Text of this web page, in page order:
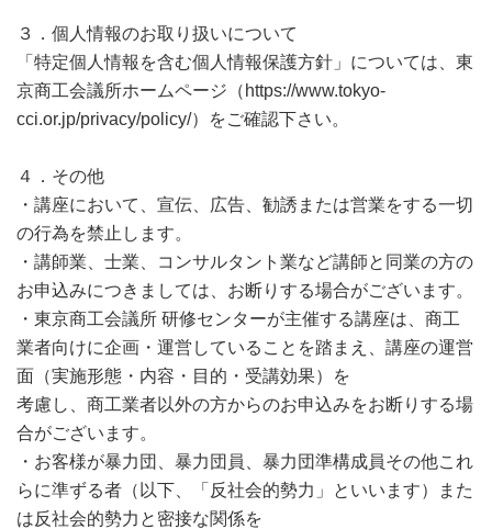
３．個人情報のお取り扱いについて
「特定個人情報を含む個人情報保護方針」については、東
京商工会議所ホームページ（https://www.tokyo-
cci.or.jp/privacy/policy/）をご確認下さい。
４．その他
・講座において、宣伝、広告、勧誘または営業をする一切
の行為を禁止します。
・講師業、士業、コンサルタント業など講師と同業の方の
お申込みにつきましては、お断りする場合がございます。
・東京商工会議所 研修センターが主催する講座は、商工
業者向けに企画・運営していることを踏まえ、講座の運営
面（実施形態・内容・目的・受講効果）を
考慮し、商工業者以外の方からのお申込みをお断りする場
合がございます。
・お客様が暴力団、暴力団員、暴力団準構成員その他これ
らに準ずる者（以下、「反社会的勢力」といいます）また
は反社会的勢力と密接な関係を